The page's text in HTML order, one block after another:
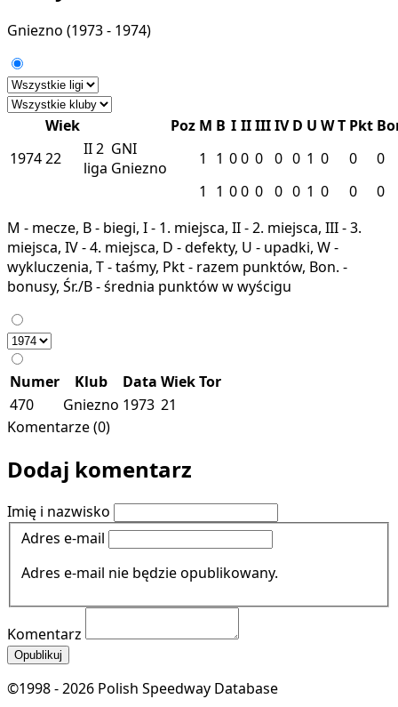
Gniezno (1973 - 1974)
Wiek Poz M B I IIIIIIV D U WT Pkt
197422 II2
liga
GNI
Gniezno
1 1 00 0 0 0 1 0 0
0
1
1 00 0 0 0 1 0 0
0
M - mecze, B - biegi, I - 1. miejsca, II - 2. miejsca, III - 3.
miejsca, IV - 4. miejsca, D - defekty, U - upadki, W -
wykluczenia, T - taśmy, Pkt - razem punktów, Bon. -
bonusy, Śr./B - średnia punktów w wyścigu
Numer Klub Data WiekTor
470
Gniezno 1973 21
Komentarze (0)
Dodaj komentarz
Imię i nazwisko
Adres e-mail
Adres e-mail nie będzie opublikowany.
Komentarz
Opublikuj
©1998 - 2026 Polish Speedway Database